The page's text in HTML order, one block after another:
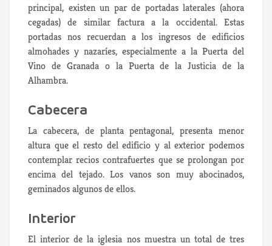
principal, existen un par de portadas laterales (ahora
cegadas) de similar factura a la occidental. Estas
portadas nos recuerdan a los ingresos de edificios
almohades y nazaríes, especialmente a la Puerta del
Vino de Granada o la Puerta de la Justicia de la
Alhambra.
Cabecera
La cabecera, de planta pentagonal, presenta menor
altura que el resto del edificio y al exterior podemos
contemplar recios contrafuertes que se prolongan por
encima del tejado. Los vanos son muy abocinados,
geminados algunos de ellos.
Interior
El interior de la iglesia nos muestra un total de tres